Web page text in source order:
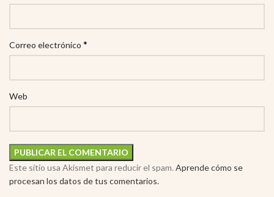
Correo electrónico *
Web
Este sitio usa Akismet para reducir el spam. Aprende cómo se
procesan los datos de tus comentarios.